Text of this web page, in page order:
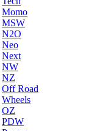
Momo
MSW
N2O
Neo
Next
NW
NZ
Off Road
Wheels
OZ
PDW